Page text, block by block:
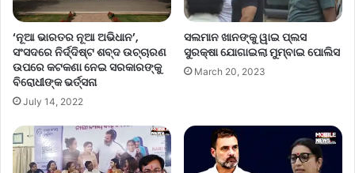
‘ନୂଆ ଭାରତର ନୂଆ ଅଭିଧାନ’,
ସଂସଦରେ ନିର୍ଦ୍ଦିଷ୍ଟ ଶବ୍ଦ ଉଚ୍ଚାରଣ
ଉପରେ କଟକଣା ନେଇ ସରକାରଙ୍କୁ
ବିରୋଧୀଙ୍କ ଭର୍ତ୍ସନା
July 14, 2022
ସଲମାନ ଖାନଙ୍କୁ ୱାଇ ପ୍ଲସ
ସୁରକ୍ଷା ଯୋଗାଇଲା ମୁମ୍ବାଇ ପୋଲିସ
March 20, 2023